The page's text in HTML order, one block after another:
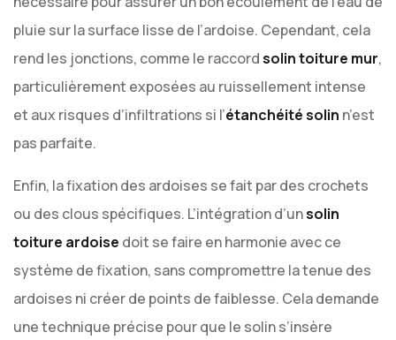
pluie sur la surface lisse de l’ardoise. Cependant, cela
rend les jonctions, comme le raccordsolin toiture mur,
particulièrement exposées au ruissellement intense
et aux risques d’infiltrations si l’étanchéité solin n’est
pas parfaite.
Enfin, la fixation des ardoises se fait par des crochets
ou des clous spécifiques. L’intégration d’unsolin
toiture ardoise doit se faire en harmonie avec ce
système de fixation, sans compromettre la tenue des
ardoises ni créer de points de faiblesse. Cela demande
une technique précise pour que le solin s’insère